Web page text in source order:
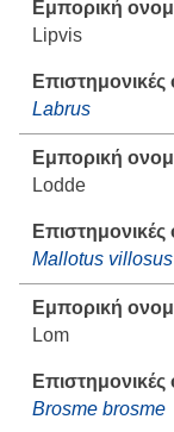
Lipvis
Labrus
Lodde
Mallotus villosus
Lom
Brosme brosme